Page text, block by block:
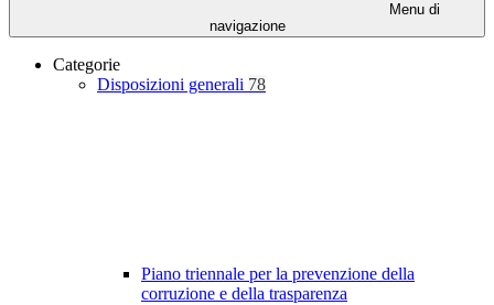
Menu di
navigazione
Categorie
Disposizioni generali 78
Piano triennale per la prevenzione della
corruzione e della trasparenza